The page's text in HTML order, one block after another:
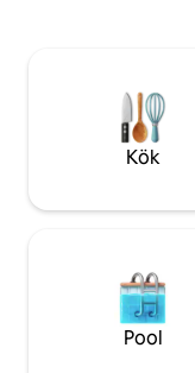
en oförglömlig
Observera att
bärbar
Kök
Pool